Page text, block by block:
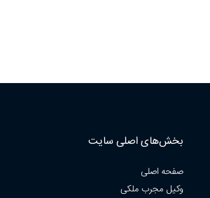
بخش‌های اصلی سایت
صفحه اصلی
وکیل مجرب ملکی